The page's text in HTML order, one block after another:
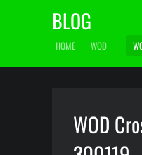
BLOG
HOME WOD
WOD